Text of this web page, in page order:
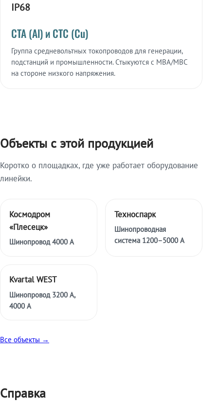
IP68
СТА (Al) и СТС (Cu)
Группа средневольтных токопроводов для генерации,
подстанций и промышленности. Стыкуются с МВА/МВС
на стороне низкого напряжения.
Объекты с этой продукцией
Коротко о площадках, где уже работает оборудование
линейки.
Космодром
«Плесецк»
Шинопровод 4000 А
Техноспарк
Шинопроводная
система 1200–5000 А
Kvartal WEST
Шинопровод 3200 А,
4000 А
Все объекты →
Справка